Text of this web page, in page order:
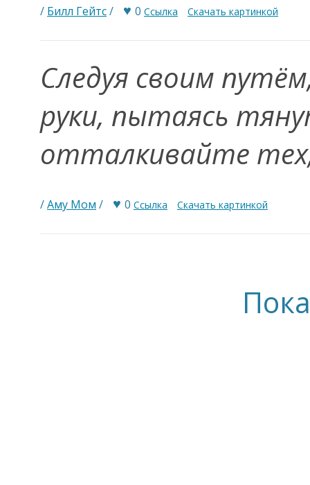
/ Билл Гейтс/ ♥ 0 Ссылка Скачать картинкой
Следуя своим
руки, пытаясь
отталкивайте
/Аму Мом / ♥ 0 Ссылка Скачать картинкой